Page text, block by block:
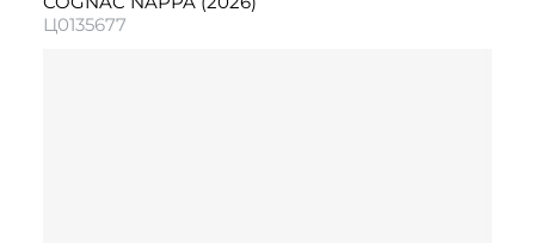
Ц0135677